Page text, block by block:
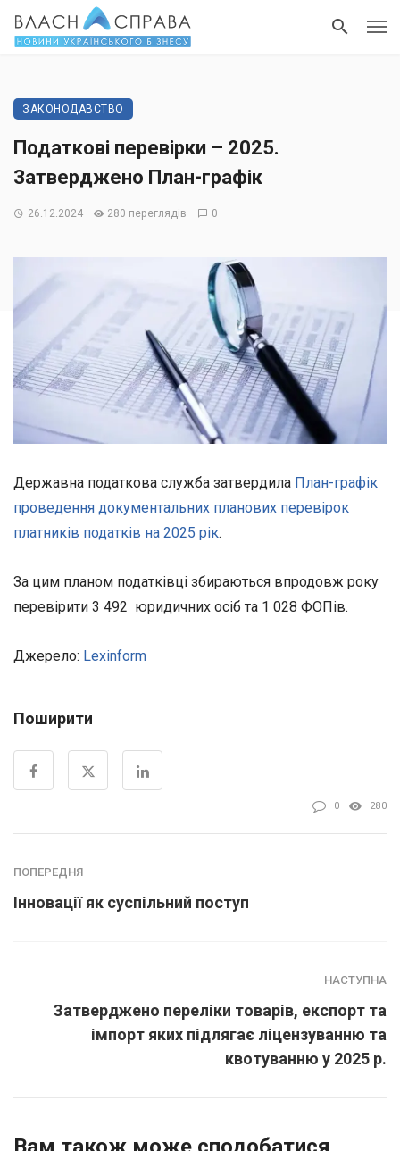
ЗАКОНОДАВСТВО
Податкові перевірки – 2025.
Затверджено План-графік
26.12.2024 280 переглядів 0
Державна податкова служба затвердила План-графік
проведення документальних планових перевірок
платників податків на 2025 рік.
За цим планом податківці збираються впродовж року
перевірити 3 492 юридичних осіб та 1 028 ФОПів.
Джерело: Lexinform
Поширити
0 280
ПОПЕРЕДНЯ
Інновації як суспільний поступ
НАСТУПНА
Затверджено переліки товарів, експорт та
імпорт яких підлягає ліцензуванню та
квотуванню у 2025 р.